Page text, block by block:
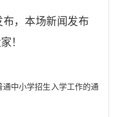
，本场新闻发布
！
中小学招生入学工作的通